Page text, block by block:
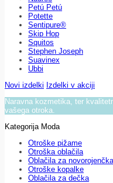
Petú Petú
Potette
Sentipure®
Skip Hop
Squitos
Stephen Joseph
Suavinex
Ubbi
Novi izdelki Izdelki v akciji
Naravna kozmetika, ter
vašega otroka.
Kategorija Moda
Otroške pižame
Otroška oblačila
Oblačila za novorojenčka
Otroške kopalke
Oblačila za dečka